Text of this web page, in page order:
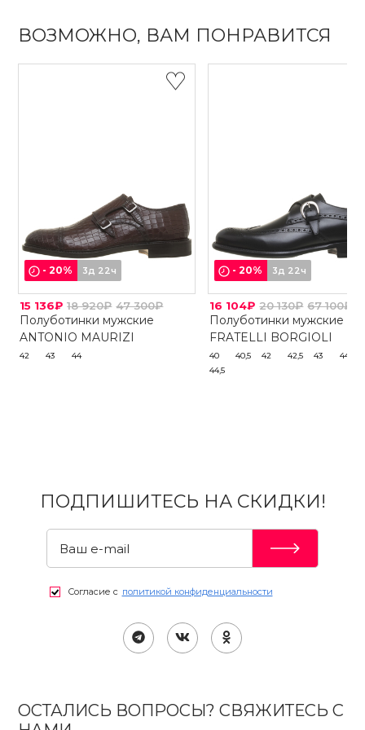
ВОЗМОЖНО, ВАМ ПОНРАВИТСЯ
-20% 3д 22ч
15 136₽ 18 920₽ 47 300₽
Полуботинки мужские
ANTONIO MAURIZI
42 43 44
-20% 3д 22ч
16 104₽ 20 130₽ 67 100₽
Полуботинки мужские
FRATELLI BORGIOLI
40 40,5 42 42,5 43
44
44,5
ПОДПИШИТЕСЬ НА СКИДКИ!
Согласие с политикой конфиденциальности
ОСТАЛИСЬ ВОПРОСЫ? СВЯЖИТЕСЬ С